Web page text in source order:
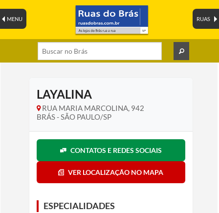
RUAS
MENU
LAYALINA
RUA MARIA MARCOLINA, 942
BRÁS - SÃO PAULO/SP
CONTATOS E REDES SOCIAIS
VER LOCALIZAÇÃO NO MAPA
ESPECIALIDADES